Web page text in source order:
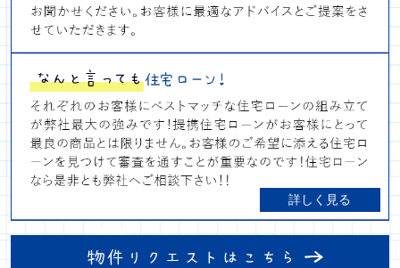
詳しく見る